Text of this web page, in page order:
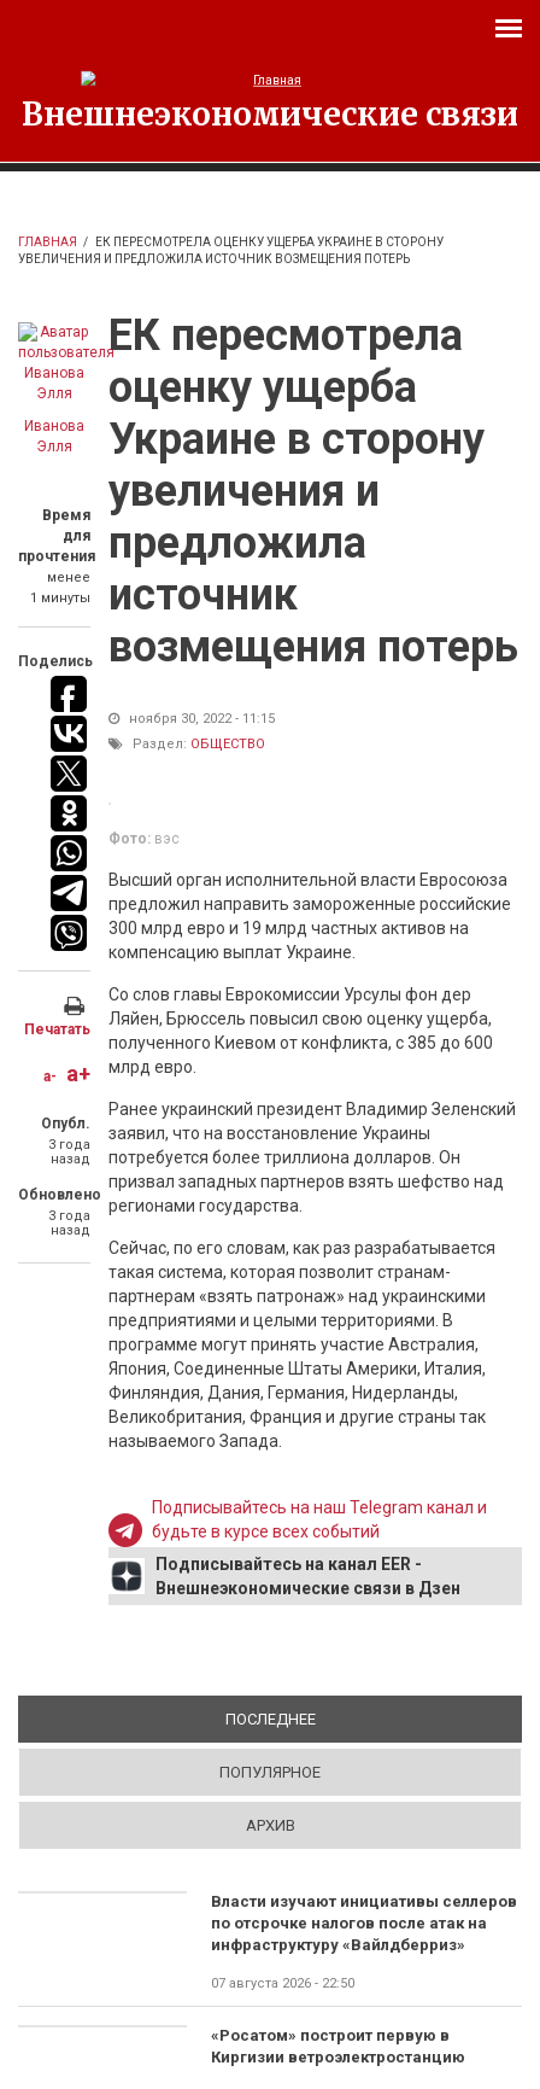
Внешнеэкономические связи
ГЛАВНАЯ /
ЕК ПЕРЕСМОТРЕЛА ОЦЕНКУ УЩЕРБА УКРАИНЕ В СТОРОНУ
УВЕЛИЧЕНИЯ И ПРЕДЛОЖИЛА ИСТОЧНИК ВОЗМЕЩЕНИЯ ПОТЕРЬ
Иванова
Элля
Время
для
прочтения
менее
1 минуты
Поделись
Печатать
a- a+
Опубл.
3 года
назад
Обновлено
3 года
назад
ЕК пересмотрела
оценку ущерба
Украине в сторону
увеличения и
предложила
источник
возмещения потерь
ноября 30, 2022 - 11:15
Раздел: ОБЩЕСТВО
Фото: вэс
Высший орган исполнительной власти Евросоюза
предложил направить замороженные российские
300 млрд евро и 19 млрд частных активов на
компенсацию выплат Украине.
Со слов главы Еврокомиссии Урсулы фон дер
Ляйен, Брюссель повысил свою оценку ущерба,
полученного Киевом от конфликта, с 385 до 600
млрд евро.
Ранее украинский президент Владимир Зеленский
заявил, что на восстановление Украины
потребуется более триллиона долларов. Он
призвал западных партнеров взять шефство над
регионами государства.
Сейчас, по его словам, как раз разрабатывается
такая система, которая позволит странам-
партнерам «взять патронаж» над украинскими
предприятиями и целыми территориями. В
программе могут принять участие Австралия,
Япония, Соединенные Штаты Америки, Италия,
Финляндия, Дания, Германия, Нидерланды,
Великобритания, Франция и другие страны так
называемого Запада.
Подписывайтесь на наш Telegram канал и
будьте в курсе всех событий
Подписывайтесь на канал EER -
Внешнеэкономические связи в Дзен
ПОСЛЕДНЕЕ(АКТИВНАЯ ВКЛАДКА)
ПОПУЛЯРНОЕ
АРХИВ
Власти изучают инициативы селлеров
по отсрочке налогов после атак на
инфраструктуру «Вайлдберриз»
07 августа 2026 - 22:50
«Росатом» построит первую в
Киргизии ветроэлектростанцию